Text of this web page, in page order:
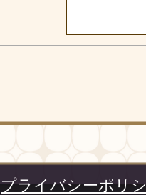
プライバシーポリ